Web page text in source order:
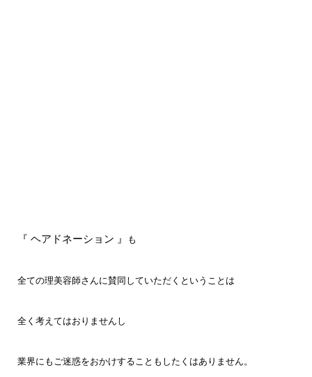
『 ヘアドネーション 』 も
全ての理美容師さんに賛同していただくということは
全く考えてはおりませんし
業界にもご迷惑をおかけすることもしたくはありません。